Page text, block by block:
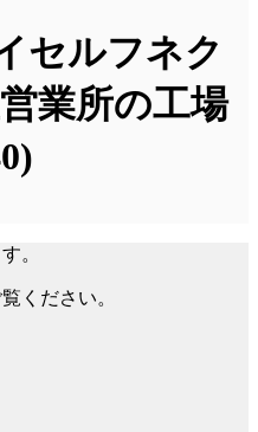
セルフネク
業所の工場
。
ください。